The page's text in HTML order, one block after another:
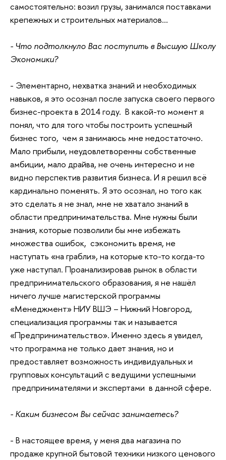
самостоятельно: возил грузы, занимался поставками
крепежных и строительных материалов…
- Что подтолкнуло Вас поступить в Высшую Школу
Экономики?
- Элементарно, нехватка знаний и необходимых
навыков, я это осознал после запуска своего первого
бизнес-проекта в 2014 году. В какой-то момент я
понял, что для того чтобы построить успешный
бизнес того, чем я занимаюсь мне недостаточно.
Мало прибыли, неудовлетворенны собственные
амбиции, мало драйва, не очень интересно и не
видно перспектив развития бизнеса. И я решил всё
кардинально поменять. Я это осознал, но того как
это сделать я не знал, мне не хватало знаний в
области предпринимательства. Мне нужны были
знания, которые позволили бы мне избежать
множества ошибок, сэкономить время, не
наступать «на грабли», на которые кто-то когда-то
уже наступал. Проанализировав рынок в области
предпринимательского образования, я не нашёл
ничего лучше магистерской программы
«Менеджмент» НИУ ВШЭ – Нижний Новгород,
специализация программы так и называется
«Предпринимательство». Именно здесь я увидел,
что программа не только дает знания, но и
предоставляет возможность индивидуальных и
групповых консультаций с ведущими успешными
предпринимателями и экспертами в данной сфере.
- Каким бизнесом Вы сейчас занимаетесь?
- В настоящее время, у меня два магазина по
продаже крупной бытовой техники низкого ценового